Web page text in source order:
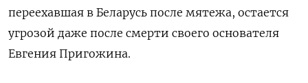
переехавшая в Беларусь после мятежа, остается
угрозой даже после смерти своего основателя
Евгения Пригожина.